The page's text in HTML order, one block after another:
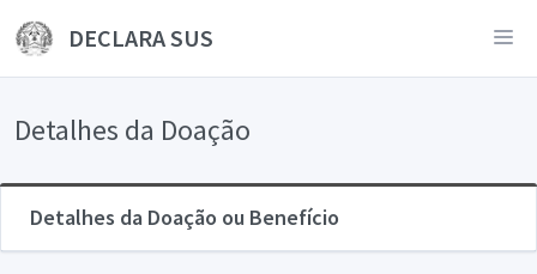
DECLARA SUS
Detalhes da Doação
Detalhes da Doação ou Benefício